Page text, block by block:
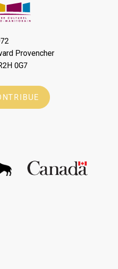
Provencher
0G7